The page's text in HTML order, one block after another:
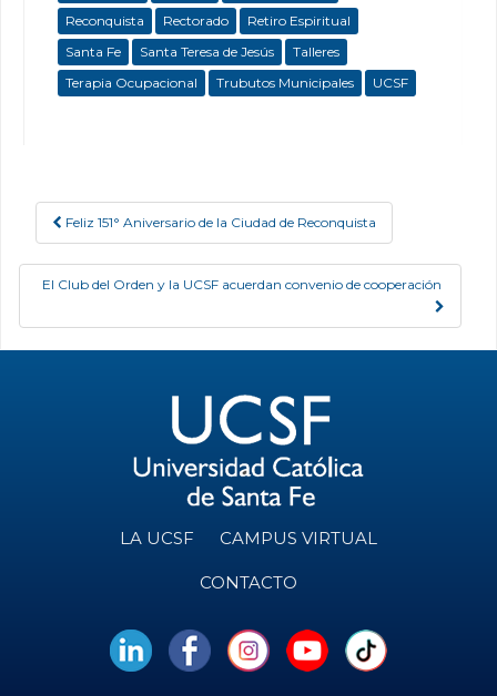
Reconquista
Rectorado
Retiro Espiritual
Santa Fe
Santa Teresa de Jesús
Talleres
Terapia Ocupacional
Trubutos Municipales UCSF
Post navigation
Feliz 151° Aniversario de la Ciudad de Reconquista
El Club del Orden y la UCSF acuerdan convenio de cooperación
LA UCSF CAMPUS VIRTUAL
CONTACTO